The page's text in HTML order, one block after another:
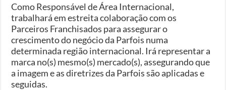
Como Responsável de Área Internacional,
trabalhará em estreita colaboração com os
Parceiros Franchisados para assegurar o
crescimento do negócio da Parfois numa
determinada região internacional. Irá representar a
marca no(s) mesmo(s) mercado(s), assegurando que
a imagem e as diretrizes da Parfois são aplicadas e
seguidas.